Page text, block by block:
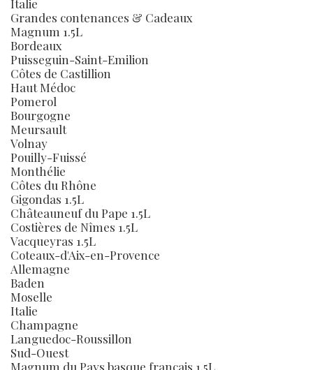
Italie
Grandes contenances & Cadeaux
Magnum 1.5L
Bordeaux
Puisseguin-Saint-Emilion
Côtes de Castillion
Haut Médoc
Pomerol
Bourgogne
Meursault
Volnay
Pouilly-Fuissé
Monthélie
Côtes du Rhône
Gigondas 1.5L
Châteauneuf du Pape 1.5L
Costières de Nîmes 1.5L
Vacqueyras 1.5L
Coteaux-d'Aix-en-Provence
Allemagne
Baden
Moselle
Italie
Champagne
Languedoc-Roussillon
Sud-Ouest
Magnum du Pays basque français 1.5L